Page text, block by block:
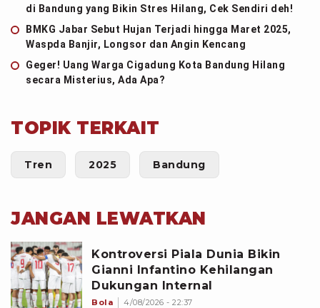
di Bandung yang Bikin Stres Hilang, Cek Sendiri deh!
BMKG Jabar Sebut Hujan Terjadi hingga Maret 2025,
Waspda Banjir, Longsor dan Angin Kencang
Geger! Uang Warga Cigadung Kota Bandung Hilang
secara Misterius, Ada Apa?
TOPIK TERKAIT
Tren 2025 Bandung
JANGAN LEWATKAN
Kontroversi Piala Dunia Bikin
Gianni Infantino Kehilangan
Dukungan Internal
Bola 4/08/2026 - 22:37